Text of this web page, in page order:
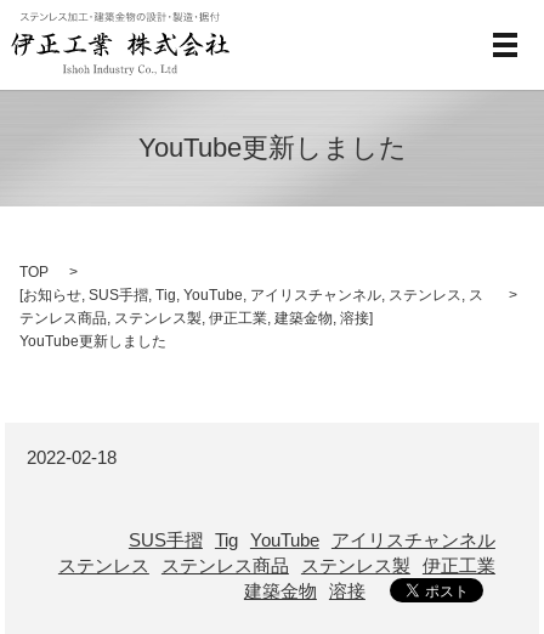
メ
YouTube更新しました
TOP
[お知らせ,SUS手摺,Tig,YouTube, アイリスチャンネル, ステンレス, ス
テンレス商品, ステンレス製,伊正工業,建築金物,溶接]
YouTube更新しました
2022-02-18
SUS手摺 Tig YouTube
アイリスチャンネル
ステンレス
ステンレス商品 ステンレス製
伊正工業
建築金物
溶接